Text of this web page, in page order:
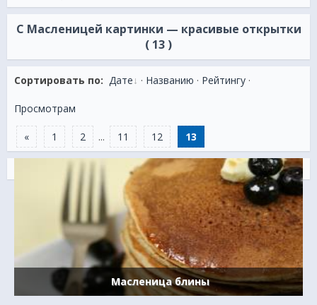
С Масленицей картинки — красивые открытки
( 13 )
Сортировать по: Дате · Названию · Рейтингу ·
Просмотрам
« 1 2 ... 11 12 13
Масленица блины